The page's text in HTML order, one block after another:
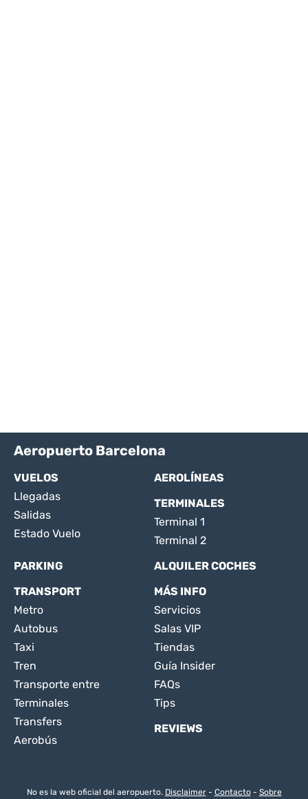
Aeropuerto Barcelona
VUELOS
Llegadas
Salidas
Estado Vuelo
AEROLÍNEAS
TERMINALES
Terminal 1
Terminal 2
PARKING
ALQUILER COCHES
TRANSPORT
Metro
Autobus
Taxi
Tren
Transporte entre
Terminales
Transfers
Aerobús
MÁS INFO
Servicios
Salas VIP
Tiendas
Guía Insider
FAQs
Tips
REVIEWS
No es la web oficial del aeropuerto. Disclaimer- Contacto- Sobre